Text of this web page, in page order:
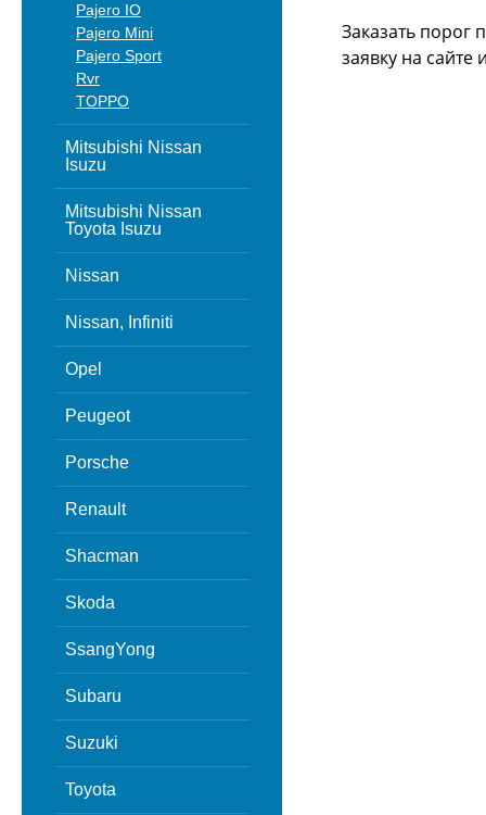
Pajero IO
Pajero Mini
Pajero Sport
Rvr
TOPPO
Mitsubishi Nissan
Isuzu
Mitsubishi Nissan
Toyota Isuzu
Nissan
Nissan, Infiniti
Opel
Peugeot
Porsche
Renault
Shacman
Skoda
SsangYong
Subaru
Suzuki
Toyota
Заказать
заявку на сайте